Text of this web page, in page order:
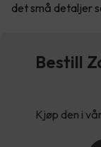
det små detaljer
Bestill
Kjøp den i